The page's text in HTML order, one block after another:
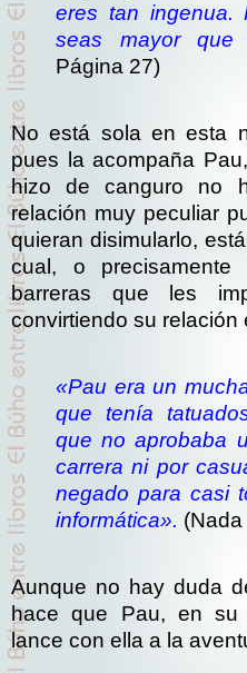
eres tan ingenua.
seas mayor que
Página 27)
No está sola en esta
pues la acompaña
hizo de canguro no
relación muy peculiar
quieran disimularlo,
cual, o
barreras que les
convirtiendo su relación
«Pau era un
que tenía
que no aprobaba
carrera ni por
negado para casi
informática».
Aunque no hay duda
hace que Pau, en su
lance con ella a la